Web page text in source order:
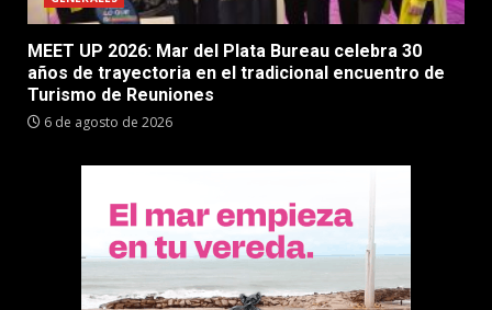
MEET UP 2026: Mar del Plata Bureau celebra 30
años de trayectoria en el tradicional encuentro de
Turismo de Reuniones
6 de agosto de 2026